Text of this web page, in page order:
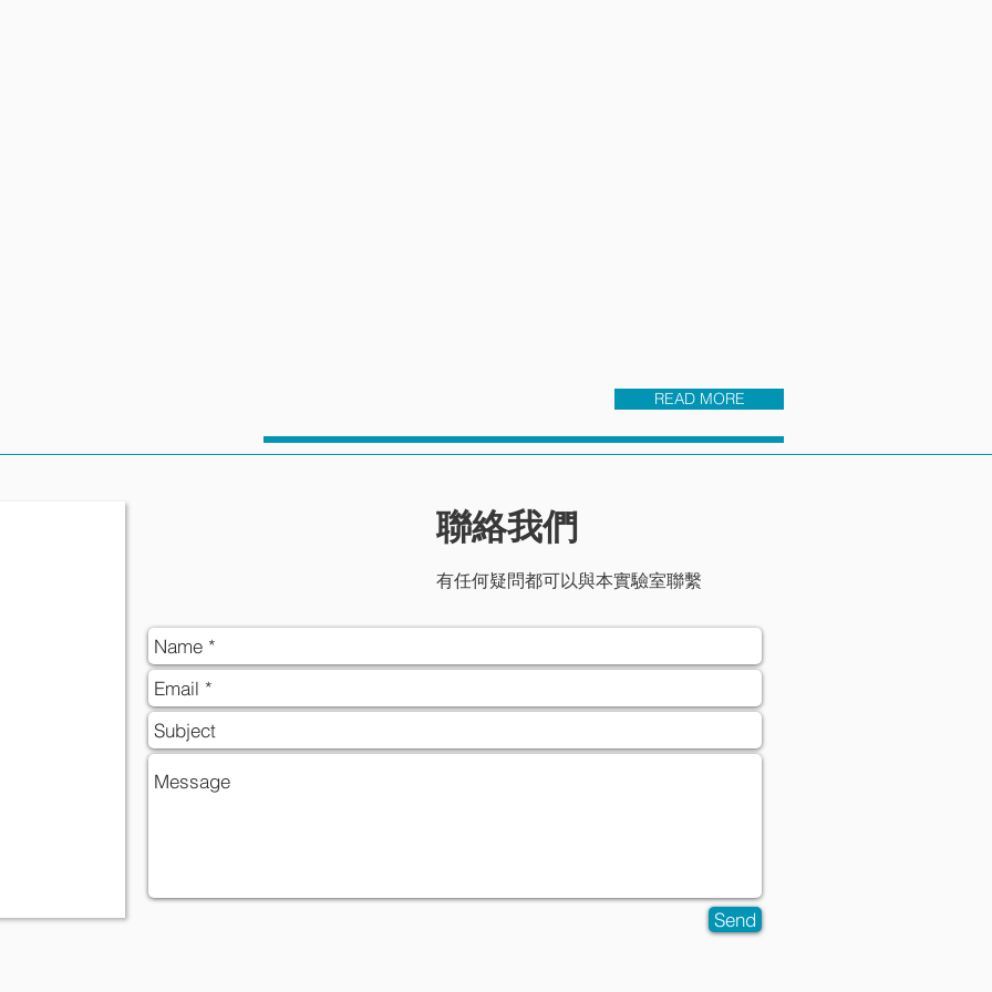
READ MORE
聯絡我們
有任何疑問都可以與本實驗室聯繫
Send